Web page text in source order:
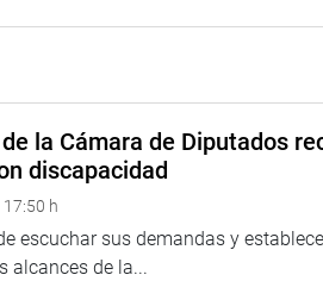
actualmente las relaciones pasan
suscritos en la reunión del
web y redes sociales.
la Cámara de Diputados
discapacidad
h
escuchar sus demandas y
alcances de la...